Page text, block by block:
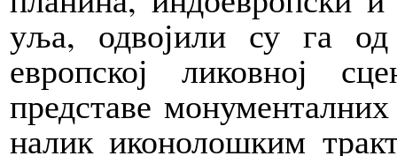
уља, одвојили су га од
европској ликовној
представе
налик иконолошким